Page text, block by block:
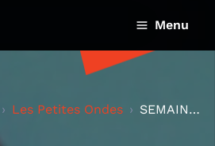
Menu
Les Petites Ondes SEMAINE DE LA PRESSE ET DES MEDIAS A L'ECOLE - EDI...